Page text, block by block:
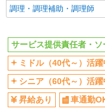
時）、
当 東
キープ
派遣社員
株式会社シグマスタッフ
調理・調理補助・調理師
サービス提供責任者・
ミドル（40代～）活躍
シニア（60代～）活躍
昇給あり
車通勤